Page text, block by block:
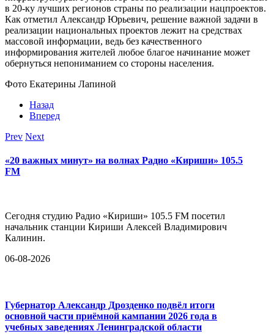
в 20-ку лучших регионов страны по реализации нацпроектов.
Как отметил Александр Юрьевич, решение важной задачи в
реализации национальных проектов лежит на средствах
массовой информации, ведь без качественного
информирования жителей любое благое начинание может
обернуться непониманием со стороны населения.
Фото Екатерины Лапиной
Назад
Вперед
Prev Next
«20 важных минут» на волнах Радио «Кириши» 105.5
FM
Сегодня студию Радио «Кириши» 105.5 FM посетил
начальник станции Кириши Алексей Владимирович
Калинин.
06-08-2026
Губернатор Александр Дрозденко подвёл итоги
основной части приёмной кампании 2026 года в
учебных заведениях Ленинградской области